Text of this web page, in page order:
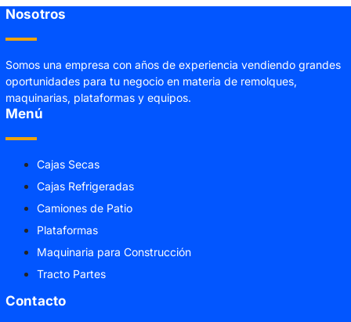
Nosotros
Somos una empresa con años de experiencia vendiendo grandes
oportunidades para tu negocio en materia de remolques,
maquinarias, plataformas y equipos.
Menú
Cajas Secas
Cajas Refrigeradas
Camiones de Patio
Plataformas
Maquinaria para Construcción
Tracto Partes
Contacto